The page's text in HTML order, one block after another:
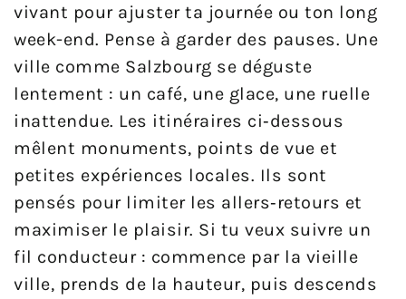
vivant pour ajuster ta journée ou ton long
week-end. Pense à garder des pauses. Une
ville comme Salzbourg se déguste
lentement : un café, une glace, une ruelle
inattendue. Les itinéraires ci‑dessous
mêlent monuments, points de vue et
petites expériences locales. Ils sont
pensés pour limiter les allers‑retours et
maximiser le plaisir. Si tu veux suivre un
fil conducteur : commence par la vieille
ville, prends de la hauteur, puis descends